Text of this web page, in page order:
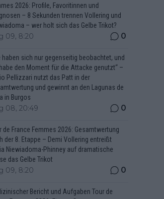
2026: Profile, Favoritinnen und
– 8 Sekunden trennen Vollering und
– wer holt sich das Gelbe Trikot?
09, 8:20 0
haben sich nur gegenseitig beobachtet, und
den Moment für die Attacke genutzt“ –
Pellizzari nutzt das Patt in der
und gewinnt an den Lagunas de
in Burgos
08, 20:49 0
de France Femmes 2026: Gesamtwertung
der 8. Etappe – Demi Vollering entreißt
Niewiadoma-Phinney auf dramatische
das Gelbe Trikot
09, 8:20 0
Bericht und Aufgaben Tour de